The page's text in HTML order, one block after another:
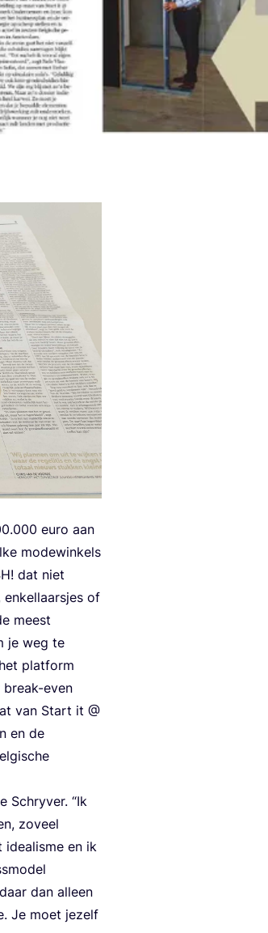
.000 euro aan
mode­win­kels
! dat niet
enkel­laars­jes of
meest
je weg te
plat­form
break-even
van Start it @
en de
Schry­ver. “Ik
zoveel
ide­a­lis­me en ik
dan alleen
Je moet jezelf